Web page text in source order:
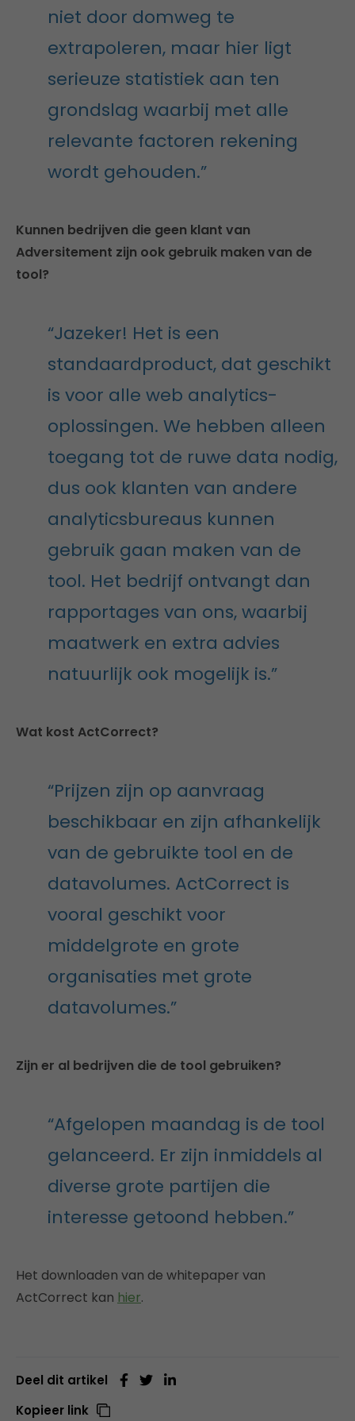
niet door domweg te
extrapoleren, maar hier ligt
serieuze statistiek aan ten
grondslag waarbij met alle
relevante factoren rekening
wordt gehouden.”
Kunnen bedrijven die geen klant van
Adversitement zijn ook gebruik maken van de
tool?
“Jazeker! Het is een
standaardproduct, dat geschikt
is voor alle web analytics-
oplossingen. We hebben alleen
toegang tot de ruwe data nodig,
dus ook klanten van andere
analyticsbureaus kunnen
gebruik gaan maken van de
tool. Het bedrijf ontvangt dan
rapportages van ons, waarbij
maatwerk en extra advies
natuurlijk ook mogelijk is.”
Wat kost ActCorrect?
“Prijzen zijn op aanvraag
beschikbaar en zijn afhankelijk
van de gebruikte tool en de
datavolumes. ActCorrect is
vooral geschikt voor
middelgrote en grote
organisaties met grote
datavolumes.”
Zijn er al bedrijven die de tool gebruiken?
“Afgelopen maandag is de tool
gelanceerd. Er zijn inmiddels al
diverse grote partijen die
interesse getoond hebben.”
Het downloaden van de whitepaper van
ActCorrect kan hier.
Deel dit artikel
Kopieer link